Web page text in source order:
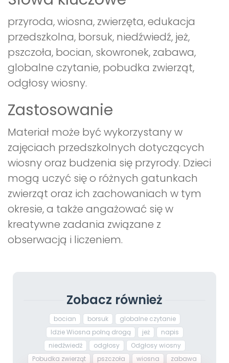
przyroda, wiosna, zwierzęta, edukacja
przedszkolna, borsuk, niedźwiedź, jeż,
pszczoła, bocian, skowronek, zabawa,
globalne czytanie, pobudka zwierząt,
odgłosy wiosny.
Zastosowanie
Materiał może być wykorzystany w
zajęciach przedszkolnych dotyczących
wiosny oraz budzenia się przyrody. Dzieci
mogą uczyć się o różnych gatunkach
zwierząt oraz ich zachowaniach w tym
okresie, a także angażować się w
kreatywne zadania związane z
obserwacją i liczeniem.
Zobacz również
bocian borsuk
globalne czytanie
Idzie Wiosna polną drogą
jeż
napis
niedźwiedź
odgłosy
Odgłosy wiosny
Pobudka zwierząt
pszczoła wiosna zabawa